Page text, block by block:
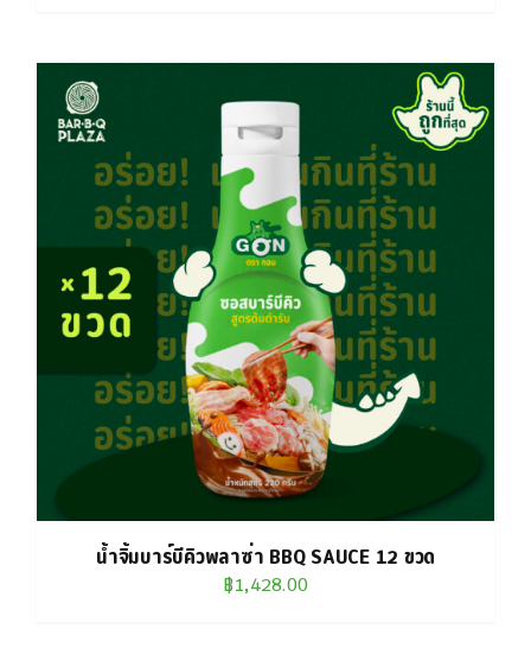
น้ำจิ้มบาร์บีคิวพลาซ่า BBQ SAUCE 12 ขวด
฿1,428.00